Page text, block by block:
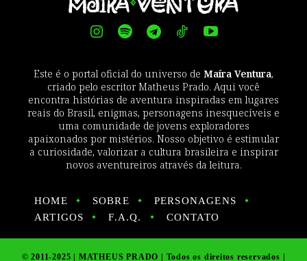
Este é o portal oficial do universo de Maíra Ventura,
criado pelo escritor Matheus Prado. Aqui você
encontra histórias de aventura inspiradas em lugares
reais do Brasil, enigmas, personagens inesquecíveis e
uma comunidade de jovens exploradores
apaixonados por mistérios. Nosso objetivo é estimular
a curiosidade, valorizar a cultura brasileira e inspirar
novos aventureiros através da leitura.
HOME SOBRE
PERSONAGENS
ARTIGOS
F.A.Q. CONTATO
© 2011-2025 | MATHEUS PRADO | Todos os direitos reservados |